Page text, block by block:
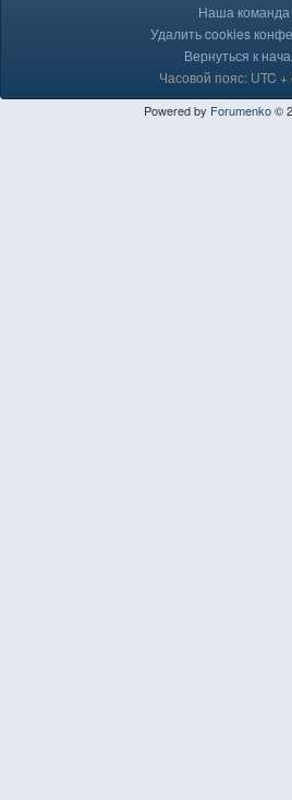
Наша команда
Удалить cookies
Вернуться к
Часовой пояс: UTC +
Powered by Forumenko©